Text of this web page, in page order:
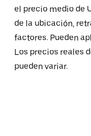
el precio medio de
de la ubicación,
factores. Pueden
Los precios reales
pueden variar.